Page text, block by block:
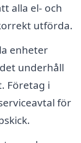
alla el- och
utförda.
enheter
underhåll
Företag i
för